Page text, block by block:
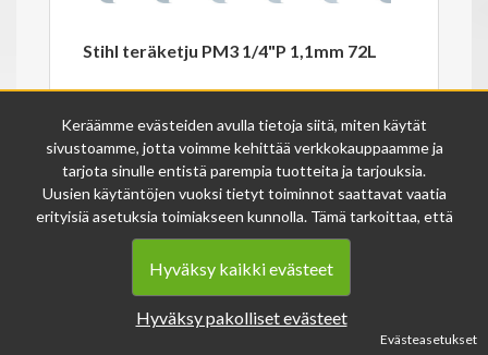
Stihl teräketju PM3 1/4"P 1,1mm 72L
32.00€
36700000072 Varastossa
Keräämme evästeiden avulla tietoja siitä, miten käytät
sivustoamme, jotta voimme kehittää verkkokauppaamme ja
tarjota sinulle entistä parempia tuotteita ja tarjouksia.
Uusien käytäntöjen vuoksi tietyt toiminnot saattavat vaatia
erityisiä asetuksia toimiakseen kunnolla. Tämä tarkoittaa, että
joissakin tapauksissa anonymisoidut tiedot voivat kertyä,
vaikka olisit kieltänyt evästeiden käytön. Näitä tietoja
käytetään ainoastaan palvelumme parantamiseen, eikä niistä
Voit muuttaa evästeasetuksiasi milloin tahansa sivun
Hyväksy kaikki evästeet
Hyväksy pakolliset evästeet
Evästeasetukset